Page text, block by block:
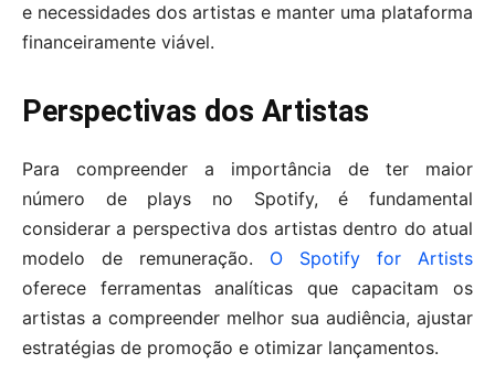
e necessidades dos artistas e manter uma plataforma
financeiramente viável.
Perspectivas dos Artistas
Para compreender a importância de ter maior
número de plays no Spotify, é fundamental
considerar a perspectiva dos artistas dentro do atual
modelo de remuneração. O Spotify for Artists
oferece ferramentas analíticas que capacitam os
artistas a compreender melhor sua audiência, ajustar
estratégias de promoção e otimizar lançamentos.